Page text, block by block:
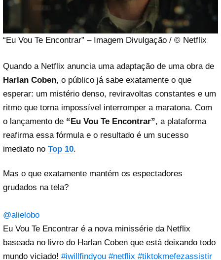
“Eu Vou Te Encontrar” – Imagem Divulgação / © Netflix
Quando a Netflix anuncia uma adaptação de uma obra de
Harlan Coben, o público já sabe exatamente o que
esperar: um mistério denso, reviravoltas constantes e um
ritmo que torna impossível interromper a maratona. Com
o lançamento de “Eu Vou Te Encontrar”, a plataforma
reafirma essa fórmula e o resultado é um sucesso
imediato no Top 10.
Mas o que exatamente mantém os espectadores
grudados na tela?
@alielobo
Eu Vou Te Encontrar é a nova minissérie da Netflix
baseada no livro do Harlan Coben que está deixando todo
mundo viciado! #iwillfindyou #netflix #tiktokmefezassistir